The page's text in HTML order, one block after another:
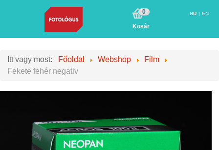
0
Kosár
HU EN
Itt vagy most: Főoldal Webshop
Film
Fekete fehér negativ